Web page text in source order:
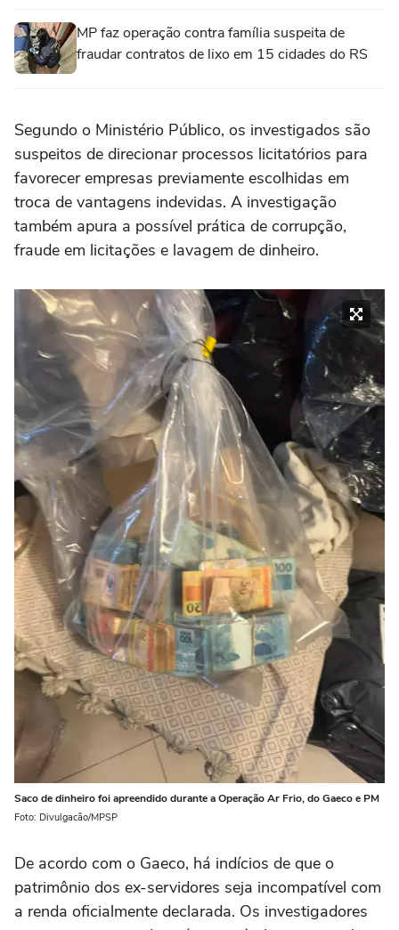
MP faz operação contra família suspeita de
fraudar contratos de lixo em 15 cidades do RS
Segundo o Ministério Público, os investigados são
suspeitos de direcionar processos licitatórios para
favorecer empresas previamente escolhidas em
troca de vantagens indevidas. A investigação
também apura a possível prática de corrupção,
fraude em licitações e lavagem de dinheiro.
Saco de dinheiro foi apreendido durante a Operação Ar Frio, do Gaeco e PM
Foto: Divulgacão/MPSP
De acordo com o Gaeco, há indícios de que o
patrimônio dos ex-servidores seja incompatível com
a renda oficialmente declarada. Os investigadores